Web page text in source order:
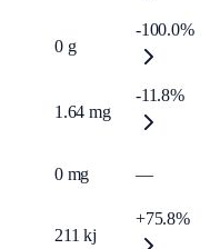
0 g
-100.0%
1.64 mg
-11.8%
0 mg —
211 kj
+75.8%